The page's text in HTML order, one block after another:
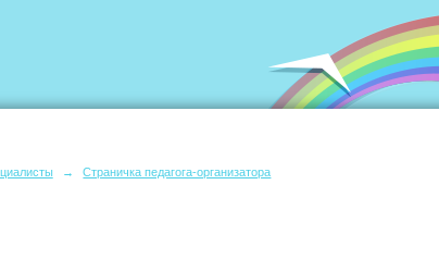
→ Страничка педагога-организатора